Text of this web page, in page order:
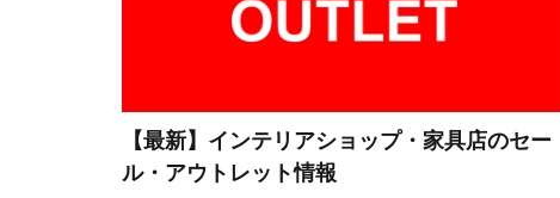
【最新】インテリアショップ・家具店のセー
ル・アウトレット情報